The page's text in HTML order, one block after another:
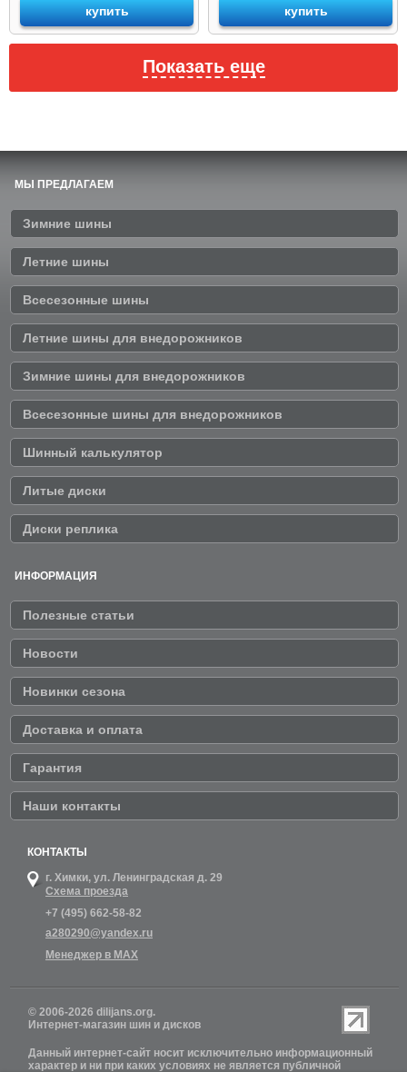
купить купить
Показать еще
МЫ ПРЕДЛАГАЕМ
Зимние шины
Летние шины
Всесезонные шины
Летние шины для внедорожников
Зимние шины для внедорожников
Всесезонные шины для внедорожников
Шинный калькулятор
Литые диски
Диски реплика
ИНФОРМАЦИЯ
Полезные статьи
Новости
Новинки сезона
Доставка и оплата
Гарантия
Наши контакты
КОНТАКТЫ
г. Химки, ул. Ленинградская д. 29
Схема проезда
+7 (495) 662-58-82
a280290@yandex.ru
Менеджер в MAX
© 2006-2026 dilijans.org.
Интернет-магазин шин и дисков
Данный интернет-сайт носит исключительно информационный
характер и ни при каких условиях не является публичной